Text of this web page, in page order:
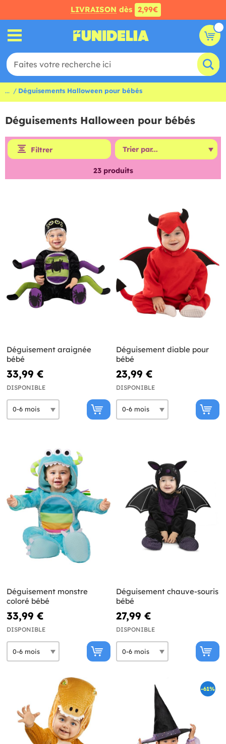
LIVRAISON dès 2,99€
... Déguisements Halloween pour bébés
Déguisements Halloween pour bébés
Filtrer
23produits
Déguisement araignée
bébé
33,99 €
DISPONIBLE
Déguisement diable pour
bébé
23,99 €
DISPONIBLE
Déguisement monstre
coloré bébé
33,99 €
DISPONIBLE
Déguisement chauve-souris
bébé
27,99 €
DISPONIBLE
-61%